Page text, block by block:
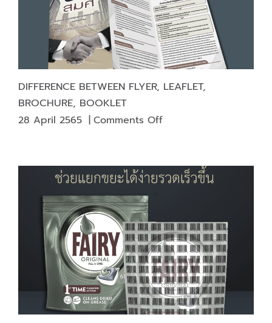
DIFFERENCE BETWEEN FLYER, LEAFLET,
BROCHURE, BOOKLET
28 April 2565 Comments Offon
FLYER,
LEAFLET,